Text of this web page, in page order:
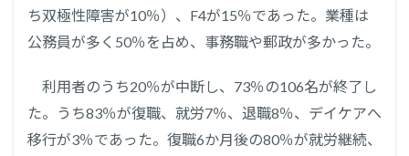
ち双極性障害が10％）、F4が15％であった。業種は
公務員が多く50％を占め、事務職や郵政が多かった。
利用者のうち20％が中断し、73％の106名が終了し
た。うち83％が復職、就労7％、退職8％、デイケアへ
移行が3％であった。復職6か月後の80％が就労継続、